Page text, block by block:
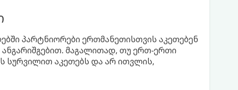
პარტნიორები ერთმანეთისთვის აკეთებენ
მაგალითად, თუ ერთ-ერთი
სურვილით აკეთებს და არ ითვლის,